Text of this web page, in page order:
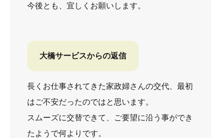
今後とも、宜しくお願いします。
大橋サービスからの返信
長くお仕事されてきた家政婦さんの交代、最初
はご不安だったのではと思います。
スムーズに交替できて、ご要望に沿う事ができ
たようで何よりです。